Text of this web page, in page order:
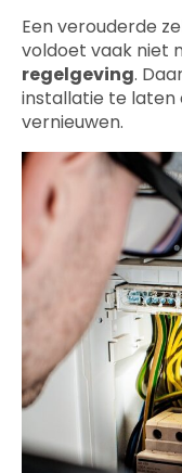
Een verouderde
voldoet vaak niet
regelgeving.
installatie te laten
vernieuwen.